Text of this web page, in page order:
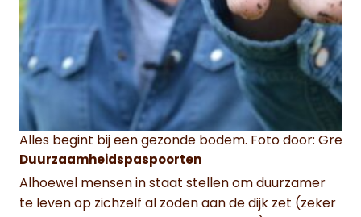
Alles begint bij een gezonde bodem. Foto door:
Duurzaamheidspaspoorten
Alhoewel mensen in staat stellen om duurzamer
te leven op zichzelf al zoden aan de dijk zet (zeker